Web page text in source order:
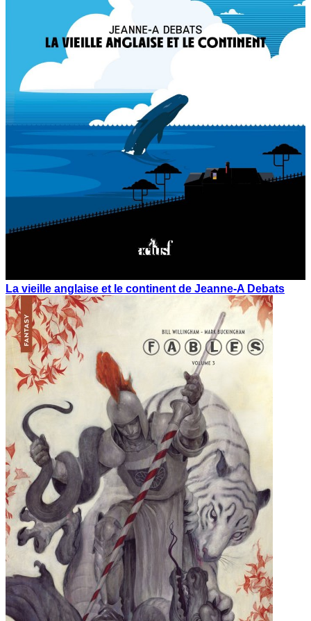
La vieille anglaise et le continent de Jeanne-A Debats